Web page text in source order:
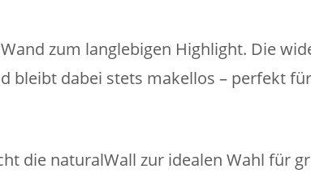
zum langlebigen Highlight. Die
bleibt dabei stets makellos – perfekt
die naturalWall zur idealen Wahl für